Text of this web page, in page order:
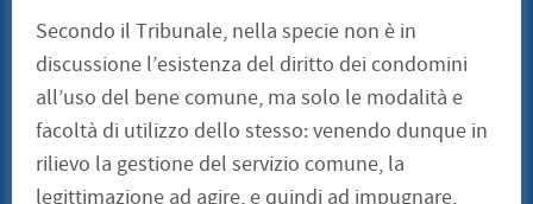
Secondo il Tribunale, nella specie non è in
discussione l’esistenza del diritto dei condomini
all’uso del bene comune, ma solo le modalità e
facoltà di utilizzo dello stesso: venendo dunque in
rilievo la gestione del servizio comune, la
legittimazione ad agire, e quindi ad impugnare,